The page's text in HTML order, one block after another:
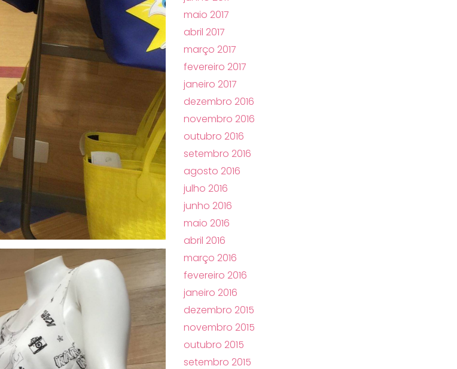
maio 2017
abril 2017
março 2017
fevereiro 2017
janeiro 2017
dezembro 2016
novembro 2016
outubro 2016
setembro 2016
agosto 2016
julho 2016
junho 2016
maio 2016
abril 2016
março 2016
fevereiro 2016
janeiro 2016
dezembro 2015
novembro 2015
outubro 2015
setembro 2015